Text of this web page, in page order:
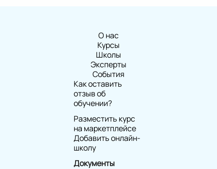
О нас
Курсы
Школы
Эксперты
События
Как оставить
отзыв об
обучении?
Разместить курс
на маркетплейсе
Добавить онлайн-
школу
Документы